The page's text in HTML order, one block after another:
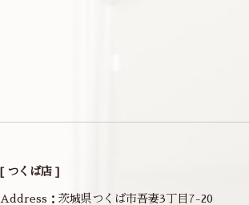
[ つくば店 ]
Address：茨城県つくば市吾妻3丁目7-20